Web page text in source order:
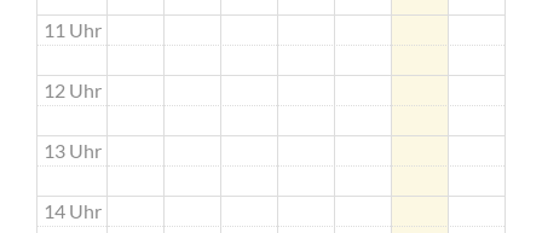
11 Uhr
12 Uhr
13 Uhr
14 Uhr